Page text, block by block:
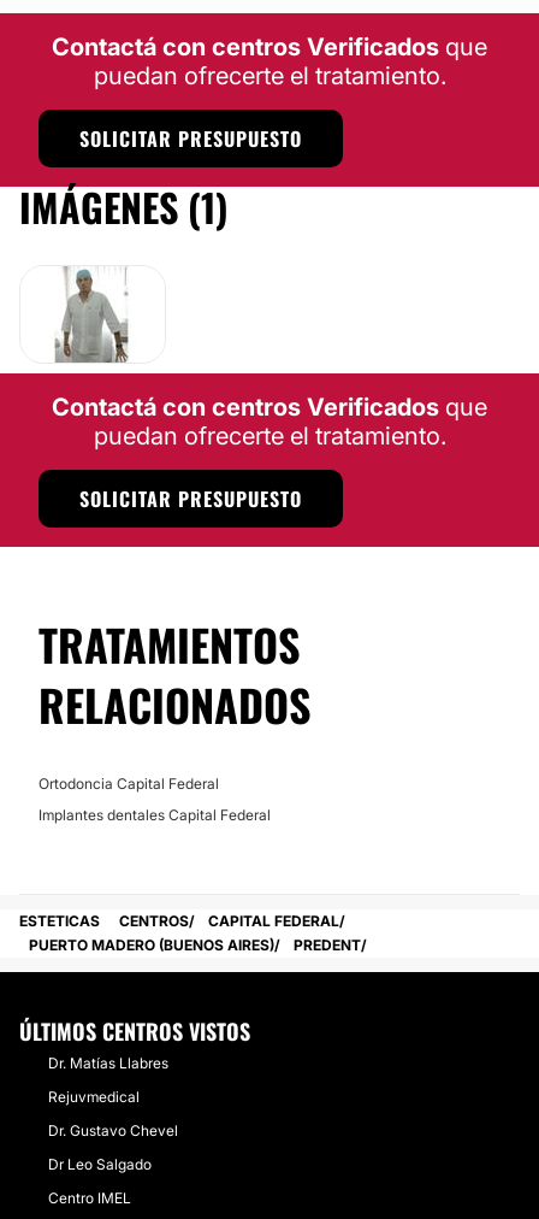
Contactá con centros Verificados que
puedan ofrecerte el tratamiento.
SOLICITAR PRESUPUESTO
IMÁGENES (1)
Contactá con centros Verificados que
puedan ofrecerte el tratamiento.
SOLICITAR PRESUPUESTO
TRATAMIENTOS
RELACIONADOS
Ortodoncia Capital Federal
Implantes dentales Capital Federal
ESTETICAS CENTROS
CAPITAL FEDERAL
PUERTO MADERO (BUENOS AIRES)
PREDENT
ÚLTIMOS CENTROS VISTOS
Dr. Matías Llabres
Rejuvmedical
Dr. Gustavo Chevel
Dr Leo Salgado
Centro IMEL